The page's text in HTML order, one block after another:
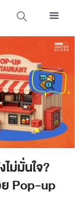
ม่มั่นใจ?
Pop-up